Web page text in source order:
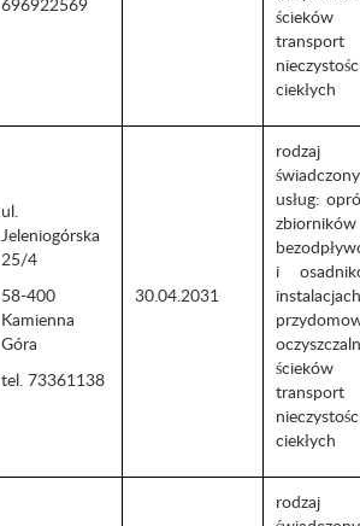
transport
ciekłych
ul.
Jeleniogórska
25/4
58-400
Kamienna
Góra
tel. 73361138
30.04.2031
rodzaj
usług:
zbiorników
i
instalacjach
transport
ciekłych
rodzaj